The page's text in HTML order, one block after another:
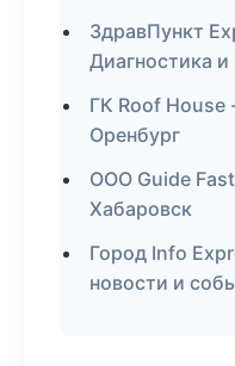
ЗдравПункт
Диагностика и
ГК Roof House
Оренбург
ООО Guide
Хабаровск
Город Info
новости и